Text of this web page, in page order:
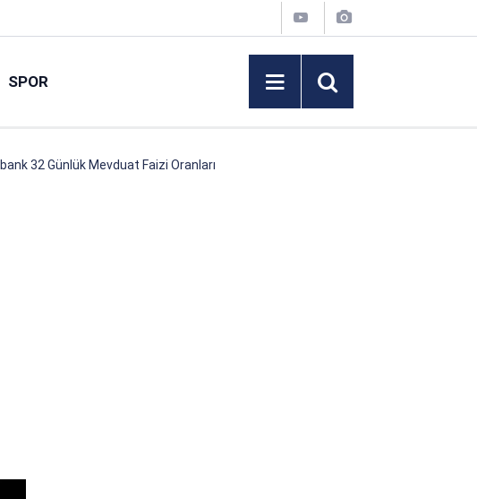
SPOR
32 Günlük Mevduat Faizi Oranları